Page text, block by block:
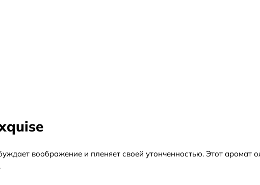
воображение и пленяет своей утонченностью. Этот аромат